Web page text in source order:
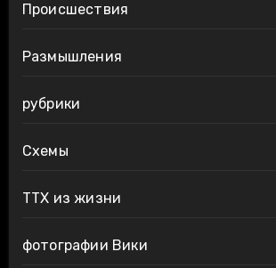
Происшествия
Размышления
рубрики
Схемы
ТТХ из жизни
фотографии Вики